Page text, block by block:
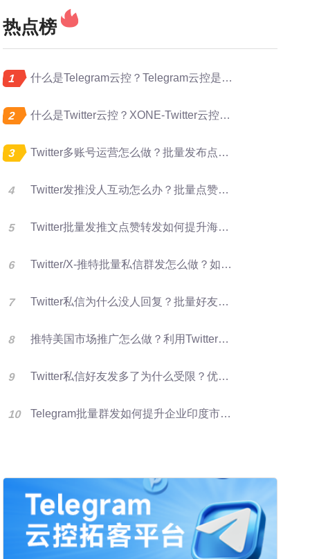
热点榜
什么是Telegram云控？Telegram云控是做什么的？
什么是Twitter云控？XONE-Twitter云控是做什么的？
Twitter多账号运营怎么做？批量发布点赞转发完整指南
Twitter发推没人互动怎么办？批量点赞评论转发提升曝光
Twitter批量发推文点赞转发如何提升海外账号矩阵运营效率？
Twitter/X-推特批量私信群发怎么做？如何提升推特转化率？
Twitter私信为什么没人回复？批量好友群发优化X营销效果的方法
推特美国市场推广怎么做？利用Twitter好友资源进行批量群发提升客户开发效率
Twitter私信好友发多了为什么受限？优化群发营销方法
Telegram批量群发如何提升企业印度市场获客效率